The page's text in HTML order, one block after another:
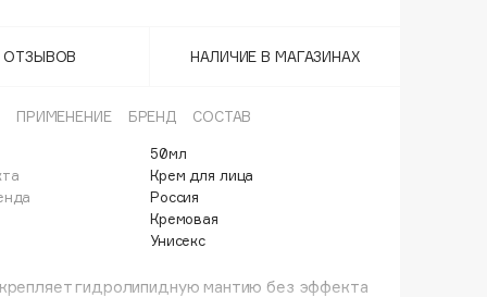
ОТЗЫВОВ НАЛИЧИЕ В МАГАЗИНАХ
ПРИМЕНЕНИЕ БРЕНД СОСТАВ
50мл
Крем для лица
Россия
Кремовая
Унисекс
гидролипидную мантию без эффекта